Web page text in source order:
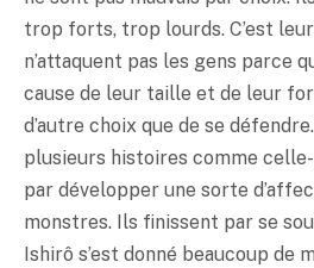
trop forts, trop lourds. C’est
n’attaquent pas les gens parce
cause de leur taille et de leur
d’autre choix que de se
plusieurs histoires comme
par développer une sorte
monstres. Ils finissent par se
Ishirô s’est donné beaucoup de